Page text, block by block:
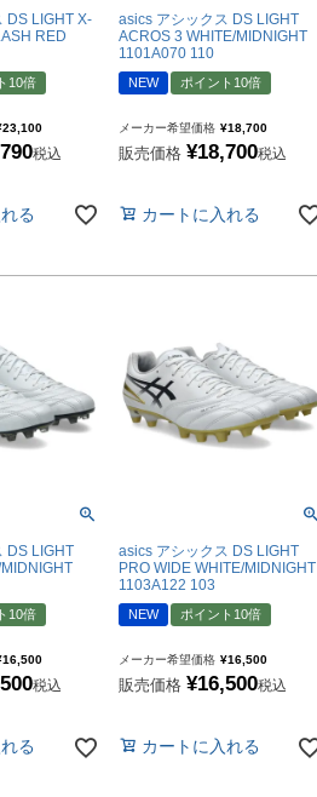
DS LIGHT X-
RED
10倍
23,100
税込
る
asics アシックス DS LIGHT
ACROS 3 WHITE/MIDNIGHT
1101A070 110
NEW ポイント10倍
メーカー希望価格 ¥18,700
販売価格 ¥18,700税込
カートに入れる
DS LIGHT
10倍
16,500
税込
る
asics アシックス DS LIGHT
PRO WIDE WHITE/MIDNIGHT
1103A122 103
NEW ポイント10倍
メーカー希望価格 ¥16,500
販売価格 ¥16,500税込
カートに入れる